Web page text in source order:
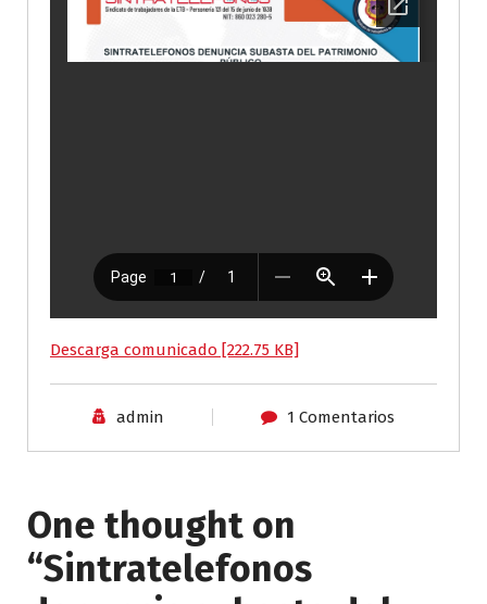
Descarga comunicado [222.75 KB]
admin 1 Comentarios
One thought on
“Sintratelefonos